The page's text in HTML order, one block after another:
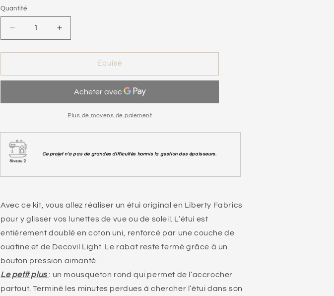
Quantité
Réduire
la
quantité
Kit
lunettes
Augmenter
la
quantité
Kit
lunettes
Épuisé
Plus de moyens de paiement
Ce projet n'a pas de grandes difficultés hormis la gestion des épaisseurs.
Avec ce kit, vous allez réaliser un étui original en Liberty Fabrics
pour y glisser vos lunettes de vue ou de soleil. L’étui est
entièrement doublé en coton uni, renforcé par une couche de
ouatine et de Decovil Light. Le rabat reste fermé grâce à un
bouton pression aimanté.
Le petit plus : un mousqueton rond qui permet de l’accrocher
partout. Terminé les minutes perdues à chercher l’étui dans son